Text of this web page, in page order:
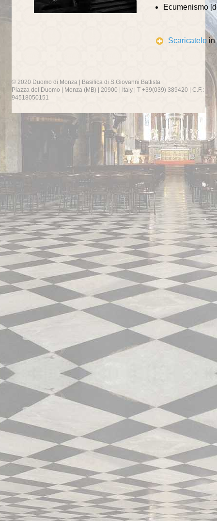
Ecumenismo
Scaricatelo in
© 2020 Duomo di Monza | Basilica di S.Giovanni Battista
Piazza del Duomo | Monza (MB) | 20900 | Italy | T +39(039) 389420 | C.F.:
94518050151